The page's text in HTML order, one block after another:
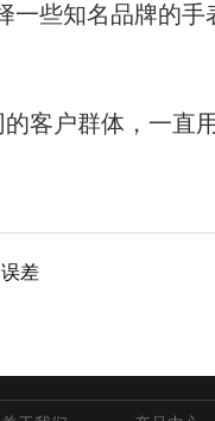
些知名品牌的手
客户群体，一直
差